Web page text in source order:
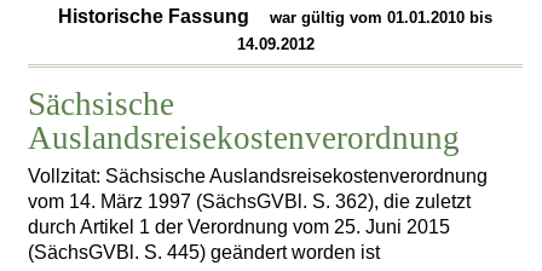
Historische Fassung
war gültig vom 01.01.2010 bis
14.09.2012
Sächsische
Auslandsreisekostenverordnung
Vollzitat: Sächsische Auslandsreisekostenverordnung
vom 14. März 1997 (SächsGVBl. S. 362), die zuletzt
durch Artikel 1 der Verordnung vom 25. Juni 2015
(SächsGVBl. S. 445) geändert worden ist